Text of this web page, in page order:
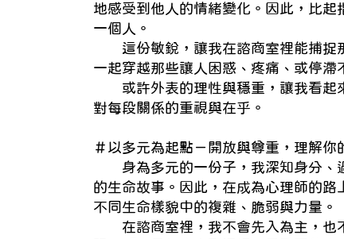
地感受到他人的情緒變化。因此，比
一個人。
這份敏銳，讓我在諮商室裡能捕捉
一起穿越那些讓人困惑、疼痛、或停滯
或許外表的理性與穩重，讓我看起
對每段關係的重視與在乎。
＃以多元為起點－開放與尊重，理解你
身為多元的一份子，我深知身分、
的生命故事。因此，在成為心理師的
不同生命樣貌中的複雜、脆弱與力量。
在諮商室裡，我不會先入為主，也